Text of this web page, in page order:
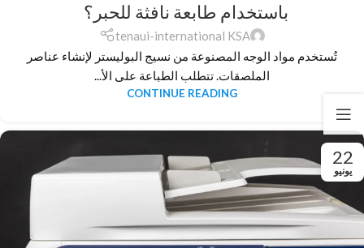
باستخدام طابعة نافثة للحبر؟
tenaui-international KSA
تُستخدم مواد الوجه المصنوعة من نسيج البوليستر لإنشاء عناصر
الملصقات. تتطلب الطباعة على الأ...
CONTINUE READING
22
يونيو